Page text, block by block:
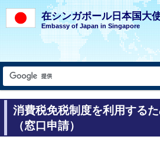
在シンガポール日本国大
Embassy of Japan in Singapore
消費税免税制度を利用する
（窓口申請）